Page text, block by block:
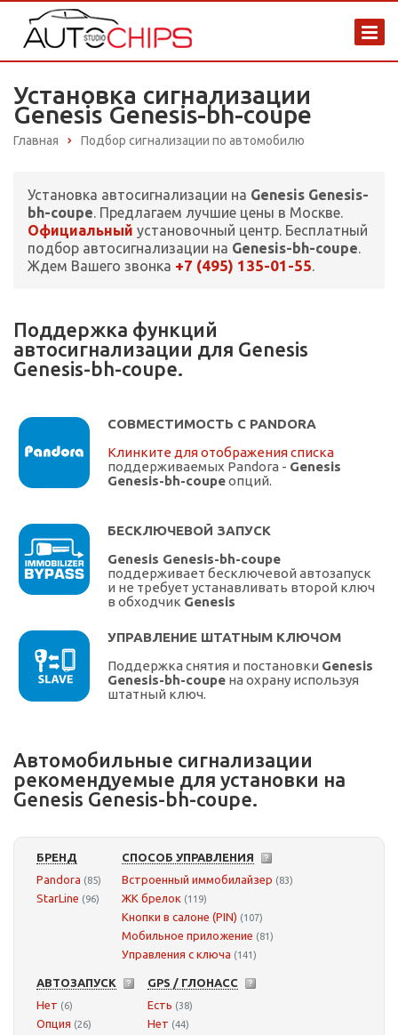
Установка сигнализации
Genesis Genesis-bh-coupe
Главная Подбор сигнализации по автомобилю
Установка автосигнализации на Genesis Genesis-
bh-coupe. Предлагаем лучшие цены в Москве.
Официальный установочный центр. Бесплатный
подбор автосигнализации на Genesis-bh-coupe.
Ждем Вашего звонка +7 (495) 135-01-55.
Поддержка функций
автосигнализации для Genesis
Genesis-bh-coupe.
СОВМЕСТИМОСТЬ С PANDORA
Клинките для отображения списка
поддерживаемых Pandora - Genesis
Genesis-bh-coupeопций.
БЕСКЛЮЧЕВОЙ ЗАПУСК
Genesis Genesis-bh-coupe
поддерживает бесключевой автозапуск
и не требует устанавливать второй ключ
в обходчик Genesis
УПРАВЛЕНИЕ ШТАТНЫМ КЛЮЧОМ
Поддержка снятия и постановки Genesis
Genesis-bh-coupe на охрану используя
штатный ключ.
Автомобильные сигнализации
рекомендуемые для установки на
Genesis Genesis-bh-coupe.
БРЕНД
Pandora (85)
StarLine (96)
СПОСОБ УПРАВЛЕНИЯ
Встроенный иммобилайзер (83)
ЖК брелок (119)
Кнопки в салоне (PIN) (107)
Мобильное приложение (81)
Управления с ключа (141)
АВТОЗАПУСК
Нет (6)
Опция (26)
GPS / ГЛОНАСС
Есть (38)
Нет (44)